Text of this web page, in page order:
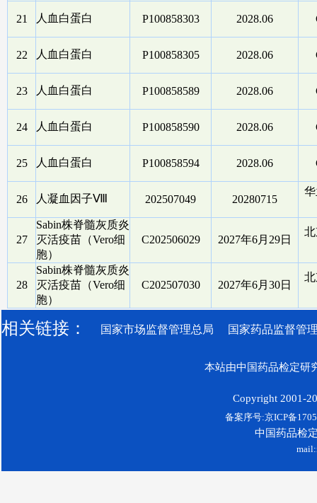
21 人血白蛋白 P100858303 2028.06
22 人血白蛋白 P100858305 2028.06
23 人血白蛋白 P100858589 2028.06
24 人血白蛋白 P100858590 2028.06
25 人血白蛋白 P100858594 2028.06
26 人凝血因子Ⅷ 202507049 20280715
27
Sabin株脊髓灰质炎
灭活疫苗（Vero细
胞）
C202506029 2027年6月29日
28
Sabin株脊髓灰质炎
灭活疫苗（Vero细
胞）
C202507030 2027年6月30日
相关链接： 国家市场监督管理总局 国家药品监督管
本站由中国药品检定研
Copyright 2001-
备案序号:京ICP备
中国药品检